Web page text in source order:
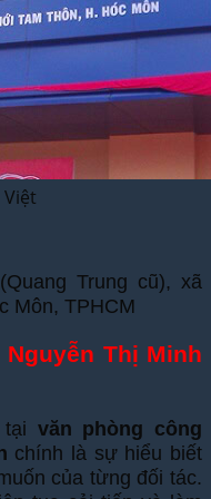
Trung cũ), xã
Môn, TPHCM
Thị Minh
văn phòng công
chính là sự hiểu biết
của từng đối tác.